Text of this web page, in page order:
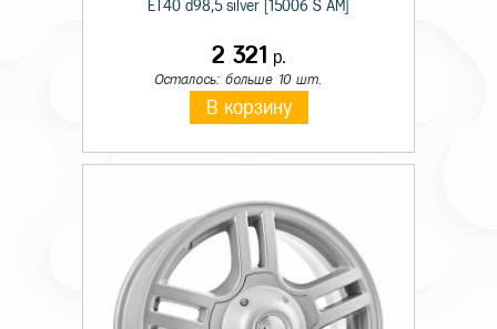
ET40 d98,5 silver [15006 S AM]
2 321 р.
Осталось: больше 10 шт.
В корзину